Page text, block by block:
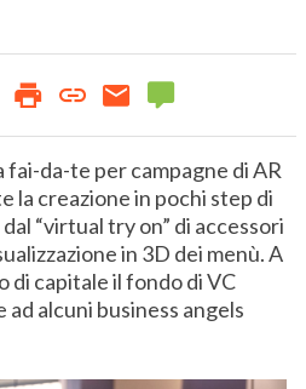
da-te per campagne di AR
la creazione in pochi step di
“virtual try on” di accessori
in 3D dei menù. A
di capitale il fondo di VC
alcuni business angels